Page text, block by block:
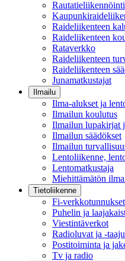
Rautatieliikennöinti
Raideliikenteen
Raideliikenteen
Rataverkko
Raideliikenteen
Raideliikenteen
Junamatkustajat
Ilmailu
Ilma-alukset ja
Ilmailun koulutus
Ilmailun lupakirjat
Ilmailun säädökset
Ilmailun
Lentoliikenne,
Lentomatkustaja
Miehittämätön
Tietoliikenne
Fi-verkkotunnukset
Puhelin ja
Viestintäverkot
Radioluvat ja -
Postitoiminta ja
Tv ja radio